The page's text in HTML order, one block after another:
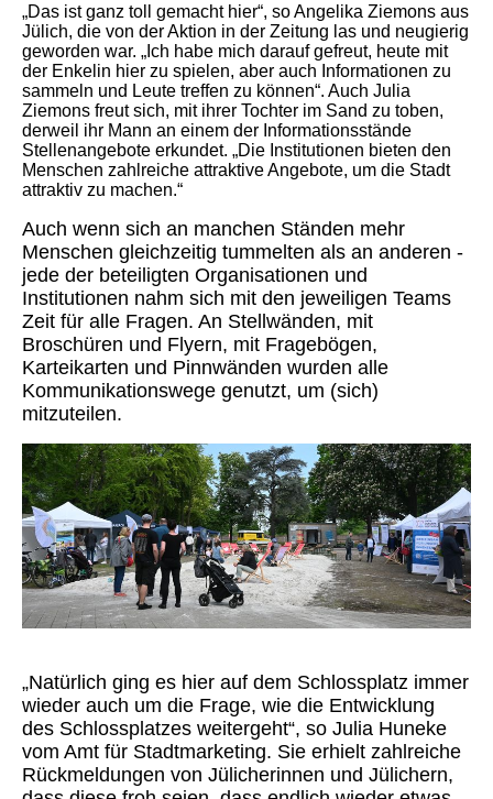
„Das ist ganz toll gemacht hier“, so Angelika Ziemons aus
Jülich, die von der Aktion in der Zeitung las und neugierig
geworden war. „Ich habe mich darauf gefreut, heute mit
der Enkelin hier zu spielen, aber auch Informationen zu
sammeln und Leute treffen zu können“. Auch Julia
Ziemons freut sich, mit ihrer Tochter im Sand zu toben,
derweil ihr Mann an einem der Informationsstände
Stellenangebote erkundet. „Die Institutionen bieten den
Menschen zahlreiche attraktive Angebote, um die Stadt
attraktiv zu machen.“
Auch wenn sich an manchen Ständen mehr
Menschen gleichzeitig tummelten als an anderen -
jede der beteiligten Organisationen und
Institutionen nahm sich mit den jeweiligen Teams
Zeit für alle Fragen. An Stellwänden, mit
Broschüren und Flyern, mit Fragebögen,
Karteikarten und Pinnwänden wurden alle
Kommunikationswege genutzt, um (sich)
mitzuteilen.
„Natürlich ging es hier auf dem Schlossplatz immer
wieder auch um die Frage, wie die Entwicklung
des Schlossplatzes weitergeht“, so Julia Huneke
vom Amt für Stadtmarketing. Sie erhielt zahlreiche
Rückmeldungen von Jülicherinnen und Jülichern,